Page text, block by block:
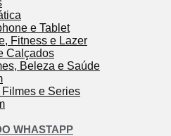
e Tablet
Fitness e Lazer
Calçados
Beleza e Saúde
Filmes e Series
WHASTAPP